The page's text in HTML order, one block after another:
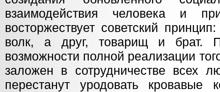
взаимодействия человека и
восторжествует советский
волк, а друг, товарищ и брат.
возможности полной реализации
заложен в сотрудничестве всех
перестанут уродовать кровавые